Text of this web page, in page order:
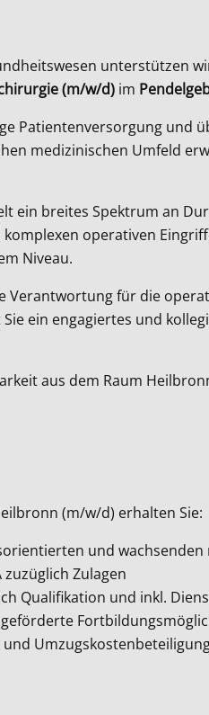
unterstützen
(m/w/d) im
Patientenversorgung
medizinischen Umfeld
ein breites Spektrum an
operativen
Niveau.
Verantwortung für die
ein engagiertes und
aus dem Raum
(m/w/d) erhalten Sie:
und
Zulagen
Qualifikation und inkl.